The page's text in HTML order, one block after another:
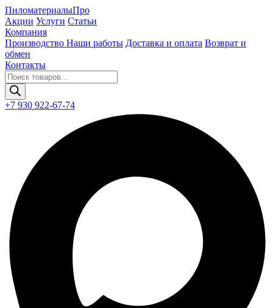
ПиломатериалыПро
Акции Услуги Статьи
Компания
Производство Наши работы Доставка и оплата Возврат и
обмен
Контакты
Поиск
товаров
+7 930 922-67-74